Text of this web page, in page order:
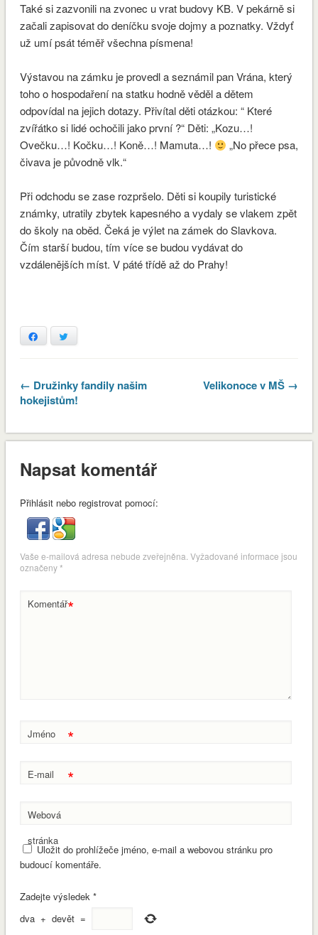
Také si zazvonili na zvonec u vrat budovy KB. V pekárně si
začali zapisovat do deníčku svoje dojmy a poznatky. Vždyť
už umí psát téměř všechna písmena!
Výstavou na zámku je provedl a seznámil pan Vrána, který
toho o hospodaření na statku hodně věděl a dětem
odpovídal na jejich dotazy. Přivítal děti otázkou: “ Které
zvířátko si lidé ochočili jako první ?“ Děti: „Kozu…!
Ovečku…! Kočku…! Koně…! Mamuta…!
„No přece psa,
čivava je původně vlk.“
Při odchodu se zase rozpršelo. Děti si koupily turistické
známky, utratily zbytek kapesného a vydaly se vlakem zpět
do školy na oběd. Čeká je výlet na zámek do Slavkova.
Čím starší budou, tím více se budou vydávat do
vzdálenějších míst. V páté třídě až do Prahy!
Facebook
← Družinky fandily našim
hokejistům!
Velikonoce v MŠ →
Napsat komentář
Přihlásit nebo registrovat pomocí:
Vaše e-mailová adresa nebude zveřejněna. Vyžadované informace jsou
označeny*
Komentář*
Jméno *
E-mail *
Webová
stránka
Uložit do prohlížeče jméno, e-mail a webovou stránku pro
budoucí komentáře.
Zadejte výsledek *
dva + devět =